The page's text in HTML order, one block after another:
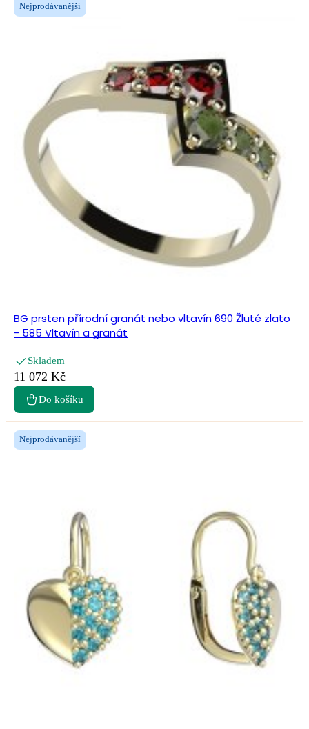
Nejprodávanější
BG prsten přírodní granát nebo vltavín 690 Žluté zlato
- 585 Vltavín a granát
Skladem
11 072 Kč
Do košíku
Nejprodávanější